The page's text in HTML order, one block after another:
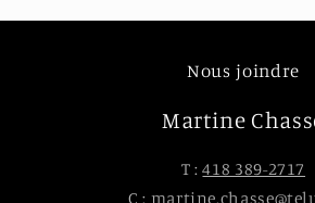
Nous joindre
Martine
T :418 389-2717
C :